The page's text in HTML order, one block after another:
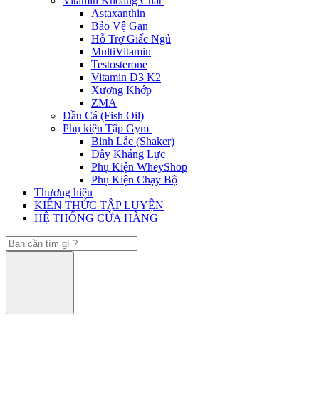
Astaxanthin
Bảo Vệ Gan
Hỗ Trợ Giấc Ngủ
MultiVitamin
Testosterone
Vitamin D3 K2
Xương Khớp
ZMA
Dầu Cá (Fish Oil)
Phụ kiện Tập Gym
Bình Lắc (Shaker)
Dây Kháng Lực
Phụ Kiện WheyShop
Phụ Kiện Chạy Bộ
Thương hiệu
KIẾN THỨC TẬP LUYỆN
HỆ THỐNG CỬA HÀNG